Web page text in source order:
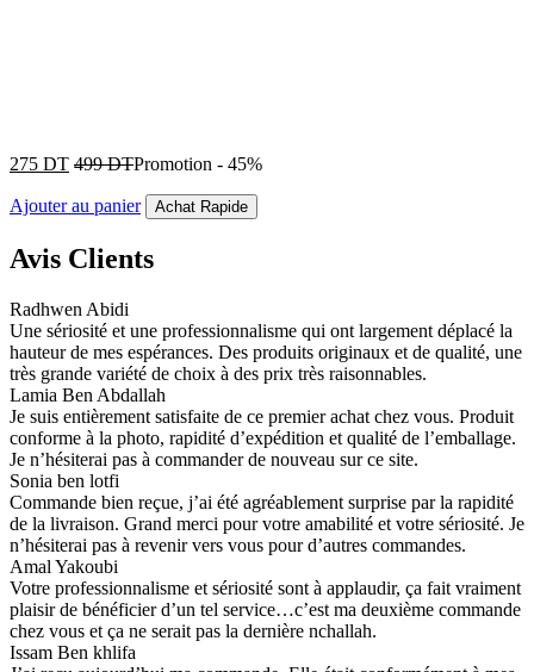
275 DT 499DTPromotion - 45%
Ajouter au panier Achat Rapide
Avis Clients
Radhwen Abidi
Une sériosité et une professionnalisme qui ont largement déplacé la
hauteur de mes espérances. Des produits originaux et de qualité, une
très grande variété de choix à des prix très raisonnables.
Lamia Ben Abdallah
Je suis entièrement satisfaite de ce premier achat chez vous. Produit
conforme à la photo, rapidité d’expédition et qualité de l’emballage.
Je n’hésiterai pas à commander de nouveau sur ce site.
Sonia ben lotfi
Commande bien reçue, j’ai été agréablement surprise par la rapidité
de la livraison. Grand merci pour votre amabilité et votre sériosité. Je
n’hésiterai pas à revenir vers vous pour d’autres commandes.
Amal Yakoubi
Votre professionnalisme et sériosité sont à applaudir, ça fait vraiment
plaisir de bénéficier d’un tel service…c’est ma deuxième commande
chez vous et ça ne serait pas la dernière nchallah.
Issam Ben khlifa